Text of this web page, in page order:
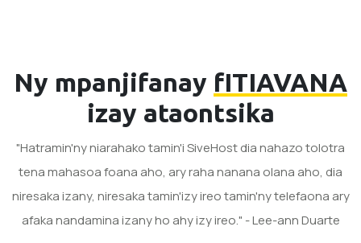
Ny mpanjifanay fITIAVANA
izay ataontsika
"Hatramin'ny niarahako tamin'i SiveHost dia nahazo tolotra
tena mahasoa foana aho, ary raha nanana olana aho, dia
niresaka izany, niresaka tamin'izy ireo tamin'ny telefaona ary
afaka nandamina izany ho ahy izy ireo." - Lee-ann Duarte